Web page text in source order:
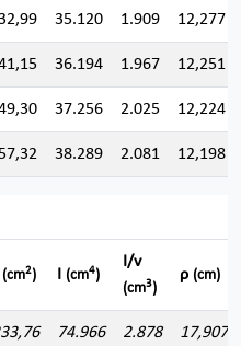
35.120 1.909 12,277
36.194 1.967 12,251
37.256 2.025 12,224
38.289 2.081 12,198
(cm2) I (cm4)
I/v
(cm3)
ρ (cm)
74.966 2.878 17,907